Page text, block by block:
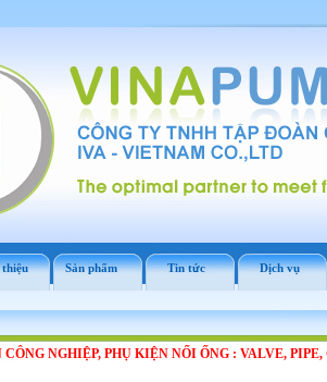
Sản phẩm Tin tức Dịch vụ
CÔNG NGHIỆP, PHỤ KIỆN NỐI ỐNG : VALVE,